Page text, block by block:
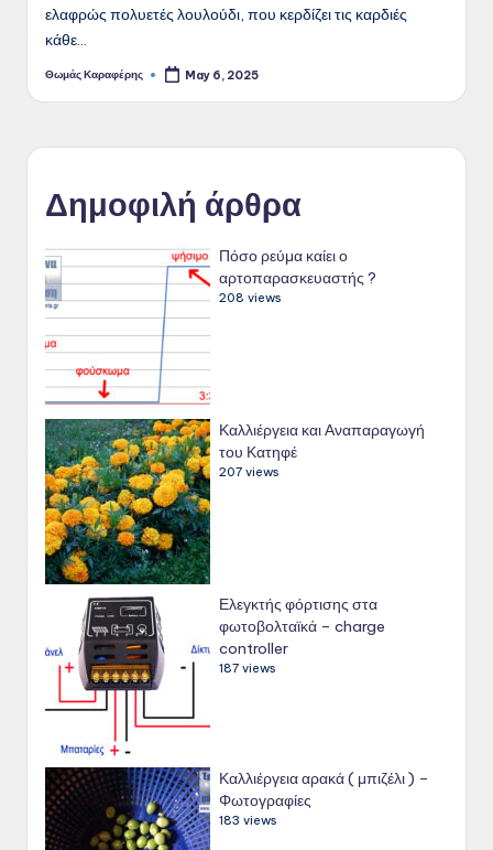
ελαφρώς πολυετές λουλούδι, που κερδίζει τις καρδιές
κάθε…
Posted
Θωμάς Καραφέρης May 6, 2025
Δημοφιλή άρθρα
Πόσο ρεύμα καίει ο
αρτοπαρασκευαστής ?
208 views
Καλλιέργεια και Αναπαραγωγή
του Κατηφέ
207 views
Ελεγκτής φόρτισης στα
φωτοβολταϊκά – charge
controller
187 views
Καλλιέργεια αρακά ( μπιζέλι ) –
Φωτογραφίες
183 views